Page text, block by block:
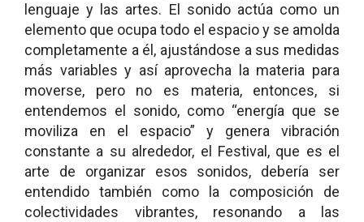
lenguaje y las artes. El sonido actúa como un
elemento que ocupa todo el espacio y se amolda
completamente a él, ajustándose a sus medidas
más variables y así aprovecha la materia para
moverse, pero no es materia, entonces, si
entendemos el sonido, como “energía que se
moviliza en el espacio” y genera vibración
constante a su alrededor, el Festival, que es el
arte de organizar esos sonidos, debería ser
entendido también como la composición de
colectividades vibrantes, resonando a las